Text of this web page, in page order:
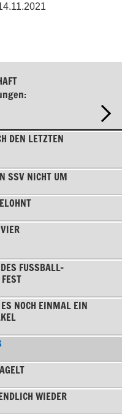
DEN LETZTEN
SSV NICHT UM
FUSSBALL-K
NOCH EINMAL EIN
WIEDER